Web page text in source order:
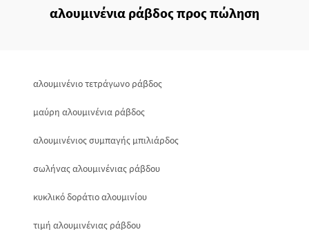
αλουμινένια ράβδος προς πώληση
αλουμινένιο τετράγωνο ράβδος
μαύρη αλουμινένια ράβδος
αλουμινένιος συμπαγής μπιλιάρδος
σωλήνας αλουμινένιας ράβδου
κυκλικό δοράτιο αλουμινίου
τιμή αλουμινένιας ράβδου